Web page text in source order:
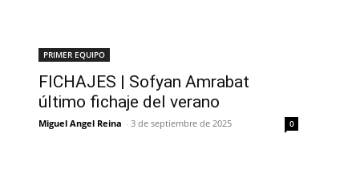
PRIMER EQUIPO
FICHAJES | Sofyan Amrabat
último fichaje del verano
Miguel Angel Reina - 3 de septiembre de 2025 0